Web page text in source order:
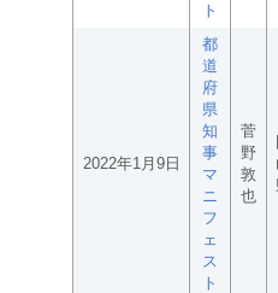
ト
2022年1月9日
都
道
府
県
知
事
マ
ニ
フ
ェ
ス
ト
菅
野
敦
也